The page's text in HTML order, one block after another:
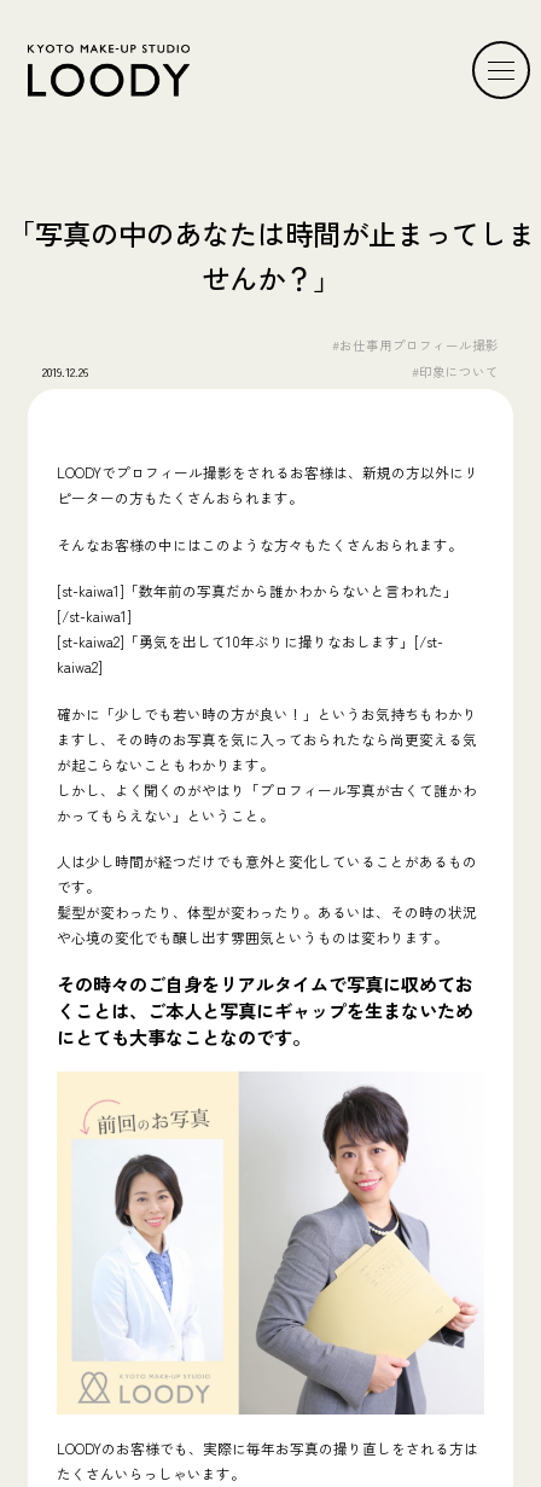
「写真の中のあなたは時間が止まってしま
せんか？」
2019.12.26
#お仕事用プロフィール撮影
#印象について
LOODYでプロフィール撮影をされるお客様は、新規の方以外にリ
ピーターの方もたくさんおられます。
そんなお客様の中にはこのような方々もたくさんおられます。
[st-kaiwa1]「数年前の写真だから誰かわからないと言われた」
[/st-kaiwa1]
[st-kaiwa2]「勇気を出して10年ぶりに撮りなおします」[/st-
kaiwa2]
確かに「少しでも若い時の方が良い！」というお気持ちもわかり
ますし、その時のお写真を気に入っておられたなら尚更変える気
が起こらないこともわかります。
しかし、よく聞くのがやはり
「プロフィール写真が古くて誰かわ
かってもらえない」 ということ。
人は少し時間が経つだけでも意外と変化していることがあるもの
です。
髪型が変わったり、体型が変わったり。あるいは、その時の状況
や心境の変化でも醸し出す雰囲気というものは変わります。
その時々のご自身をリアルタイムで写真に収めてお
くことは、ご本人と写真にギャップを生まないため
にとても大事なことなのです。
LOODYのお客様でも、実際に毎年お写真の撮り直しをされる方は
たくさんいらっしゃいます。